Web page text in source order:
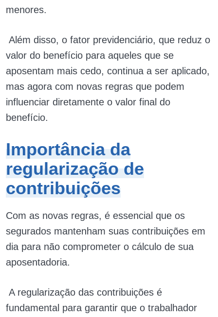
menores.
Além disso, o fator previdenciário, que reduz o
valor do benefício para aqueles que se
aposentam mais cedo, continua a ser aplicado,
mas agora com novas regras que podem
influenciar diretamente o valor final do
benefício.
Importância da
regularização de
contribuições
Com as novas regras, é essencial que os
segurados mantenham suas contribuições em
dia para não comprometer o cálculo de sua
aposentadoria.
A regularização das contribuições é
fundamental para garantir que o trabalhador